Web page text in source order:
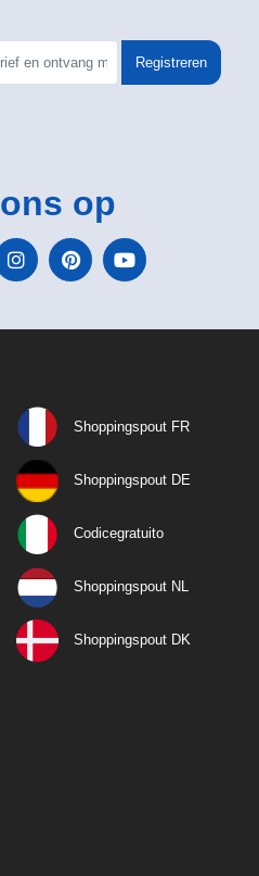
Registreren
ons op
Shoppingspout FR
Shoppingspout DE
Codicegratuito
Shoppingspout NL
Shoppingspout DK